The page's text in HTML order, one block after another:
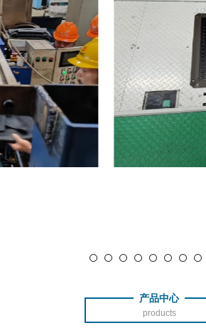
产品中心
products